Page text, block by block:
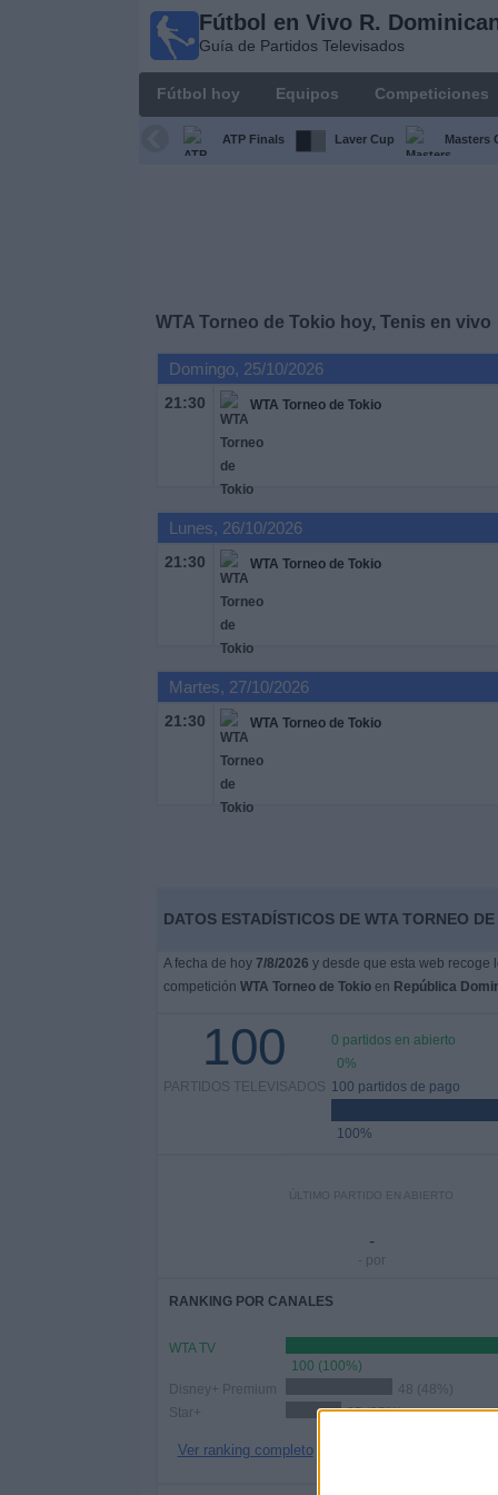
Fútbol en Vivo R.
Guía de Partidos Televisados
Fútbol hoy Equipos Competiciones
ATP Finals Laver Cup Masters
WTA Torneo de Tokio hoy, Tenis en vivo
Domingo, 25/10/2026
21:30 WTA Torneo de Tokio
Lunes, 26/10/2026
21:30 WTA Torneo de Tokio
Martes, 27/10/2026
21:30 WTA Torneo de Tokio
DATOS ESTADÍSTICOS DE WTA TORNEO
A fecha de hoy 7/8/2026 y desde que esta web recoge
competición WTA Torneo de Tokioen República
100
PARTIDOS TELEVISADOS
0 partidos en abierto
0%
100 partidos de pago
100%
ÚLTIMO PARTIDO EN ABIERTO
-
- por
RANKING POR CANALES
WTA TV
100 (100%)
Disney+ Premium
48 (48%)
Star+
25 (25%)
Ver ranking completo
Fútbol en
Dominicana
Guía de Partidos
Televisados